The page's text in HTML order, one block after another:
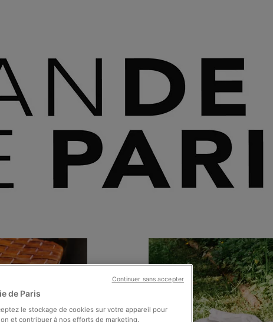
de Paris
le stockage de cookies sur votre appareil pour
et contribuer à nos efforts de marketing.
Continuer sans accepter